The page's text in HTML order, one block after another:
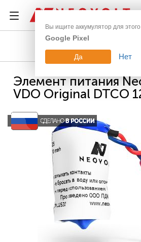
Элемент питания
VDO Original DTCO
Вы ищите аккумулятор для
Google Pixel
Да Нет